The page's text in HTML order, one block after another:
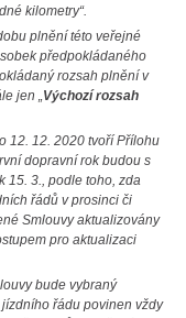
kilometry“.
plnění této veřejné
předpokládaného
rozsah plnění v
jen „Výchozí rozsah
12. 12. 2020 tvoří Přílohu
dopravní rok budou s
15. 3., podle toho, zda
řádů v prosinci či
Smlouvy aktualizovány
pro aktualizaci
bude vybraný
řádu povinen vždy